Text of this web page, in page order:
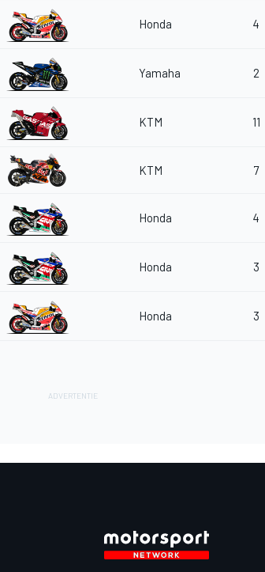
Honda 4
Yamaha 2
KTM 11
KTM 7
Honda 4
Honda 3
Honda 3